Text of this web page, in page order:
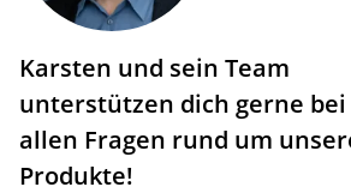
Karsten und sein Team
unterstützen dich gerne bei
allen Fragen rund um
Produkte!